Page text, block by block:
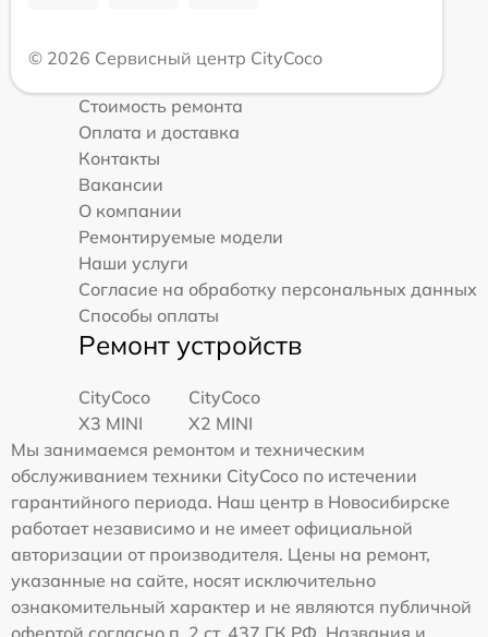
© 2026 Сервисный центр CityCoco
Стоимость ремонта
Оплата и доставка
Контакты
Вакансии
О компании
Ремонтируемые модели
Наши услуги
Согласие на обработку персональных данных
Способы оплаты
Ремонт устройств
CityCoco
X3 MINI
CityCoco
X2 MINI
Мы занимаемся ремонтом и техническим
обслуживанием техники CityCoco по истечении
гарантийного периода. Наш центр в Новосибирске
работает независимо и не имеет официальной
авторизации от производителя. Цены на ремонт,
указанные на сайте, носят исключительно
ознакомительный характер и не являются публичной
офертой согласно п. 2 ст. 437 ГК РФ. Названия и